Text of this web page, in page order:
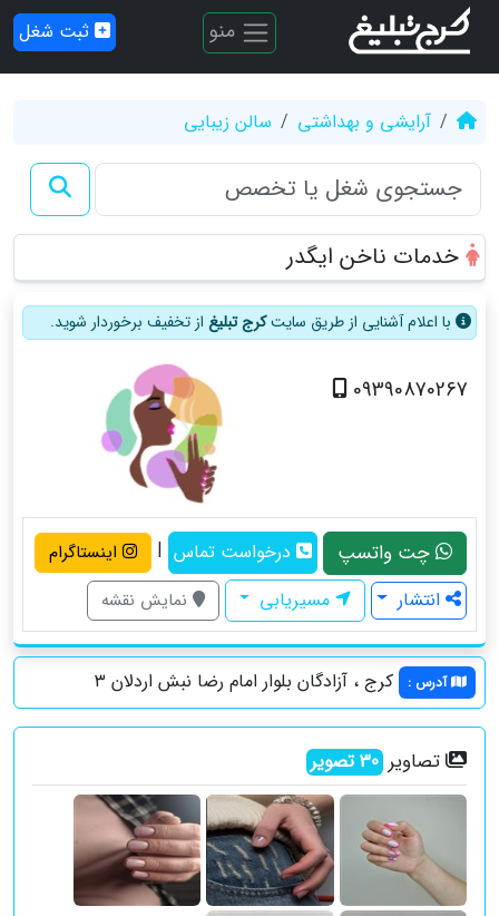
منو ثبت شغل
آرایشی و بهداشتی سالن زیبایی
خدمات ناخن ایگدر
با اعلام آشنایی از طریق سایتکرج تبلیغ از تخفیف برخوردار شوید.
09390870267
چت واتسپ درخواست تماس | اینستاگرام
انتشار مسیریابی نمایش نقشه
آدرس : کرج ، آزادگان بلوار امام رضا نبش اردلان ۳
تصاویر 30تصویر